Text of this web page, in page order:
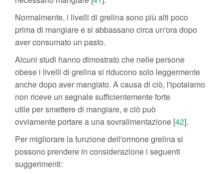
Normalmente, i livelli di grelina sono più alti poco
prima di mangiare e si abbassano circa un'ora dopo
aver consumato un pasto.
Alcuni studi hanno dimostrato che nelle persone
obese i livelli di grelina si riducono solo leggermente
anche dopo aver mangiato. A causa di ciò, l'ipotalamo
non riceve un segnale sufficientemente forte
utile per smettere di mangiare, e ciò può
ovviamente portare a una sovralimentazione [42].
Per migliorare la funzione dell'ormone grelina si
possono prendere in considerazione i seguenti
suggerimenti: